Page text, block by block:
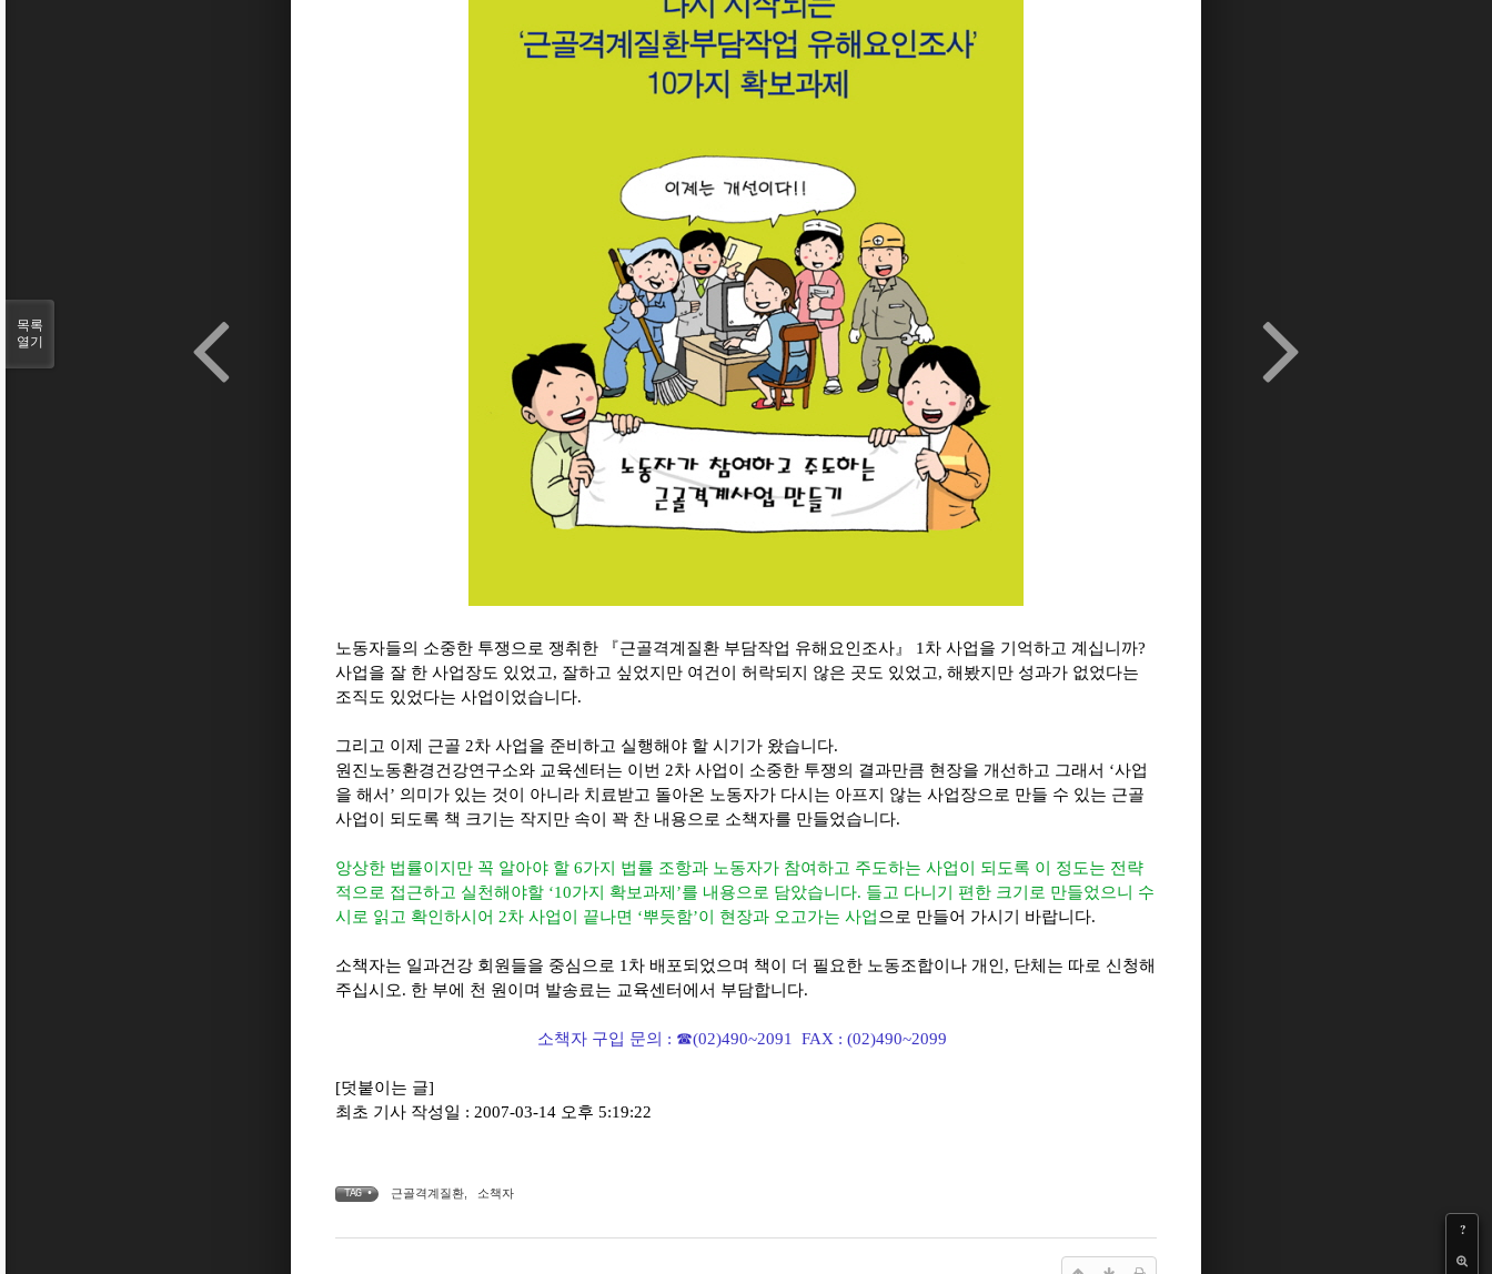
?
노동자들의 소중한 투쟁으로 쟁취한 『근골격계질환 부담작업 유해요인조사』 1차 사업을 기억하고 계십니까?
사업을 잘 한 사업장도 있었고, 잘하고 싶었지만 여건이 허락되지 않은 곳도 있었고, 해봤지만 성과가 없었다는
조직도 있었다는 사업이었습니다.
그리고 이제 근골 2차 사업을 준비하고 실행해야 할 시기가 왔습니다.
원진노동환경건강연구소와 교육센터는 이번 2차 사업이 소중한 투쟁의 결과만큼 현장을 개선하고 그래서 ‘사업
을 해서’ 의미가 있는 것이 아니라 치료받고 돌아온 노동자가 다시는 아프지 않는 사업장으로 만들 수 있는 근골
사업이 되도록 책 크기는 작지만 속이 꽉 찬 내용으로 소책자를 만들었습니다.
앙상한 법률이지만 꼭 알아야 할 6가지 법률 조항과 노동자가 참여하고 주도하는 사업이 되도록 이 정도는 전략
적으로 접근하고 실천해야할 ‘10가지 확보과제’를 내용으로 담았습니다. 들고 다니기 편한 크기로 만들었으니 수
시로 읽고 확인하시어 2차 사업이 끝나면 ‘뿌듯함’이 현장과 오고가는 사업으로 만들어 가시기 바랍니다.
소책자는 일과건강 회원들을 중심으로 1차 배포되었으며 책이 더 필요한 노동조합이나 개인, 단체는 따로 신청해
주십시오. 한 부에 천 원이며 발송료는 교육센터에서 부담합니다.
소책자 구입 문의 : ☎(02)490~2091 FAX : (02)490~2099
[덧붙이는 글]
최초 기사 작성일 : 2007-03-14 오후 5:19:22
TAG • 근골격계질환 소책자
목록
열기